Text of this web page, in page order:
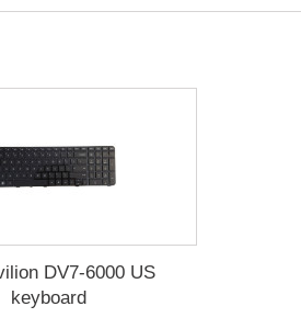
DV7-6000 US
keyboard